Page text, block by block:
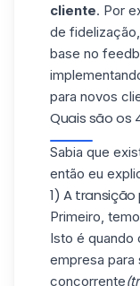
cliente. Por
de
base no
para novos
Quais são os
Sabia que
então eu
1) A
Primeiro,
Isto é quando
empresa para
concorrente